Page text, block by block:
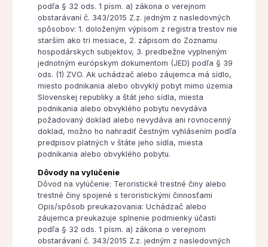
podľa § 32 ods. 1 písm. a) zákona o verejnom
obstarávaní č. 343/2015 Z.z. jedným z nasledovných
spôsobov: 1. doloženým výpisom z registra trestov nie
starším ako tri mesiace, 2. zápisom do Zoznamu
hospodárskych subjektov, 3. predbežne vyplneným
jednotným európskym dokumentom (JED) podľa § 39
ods. (1) ZVO. Ak uchádzač alebo záujemca má sídlo,
miesto podnikania alebo obvyklý pobyt mimo územia
Slovenskej republiky a štát jeho sídla, miesta
podnikania alebo obvyklého pobytu nevydáva
požadovaný doklad alebo nevydáva ani rovnocenný
doklad, možno ho nahradiť čestným vyhlásením podľa
predpisov platných v štáte jeho sídla, miesta
podnikania alebo obvyklého pobytu.
Dôvody na vylúčenie
Dôvod na vylúčenie: Teroristické trestné činy alebo
trestné činy spojené s teroristickými činnosťami
Opis/spôsob preukazovania: Uchádzač alebo
záujemca preukazuje splnenie podmienky účasti
podľa § 32 ods. 1 písm. a) zákona o verejnom
obstarávaní č. 343/2015 Z.z. jedným z nasledovných